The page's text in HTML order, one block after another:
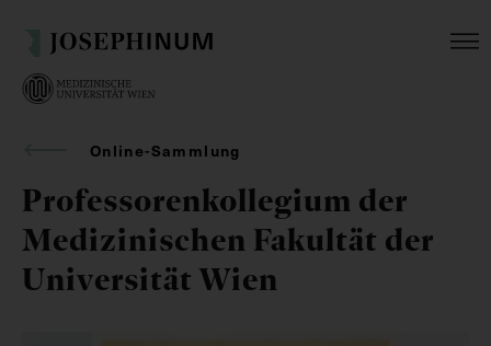
Online-Sammlung
Professorenkollegium der
Medizinischen Fakultät der
Universität Wien